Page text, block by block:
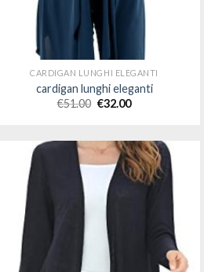
CARDIGAN LUNGHI ELEGANTI
cardigan lunghi eleganti
€51.00 €32.00